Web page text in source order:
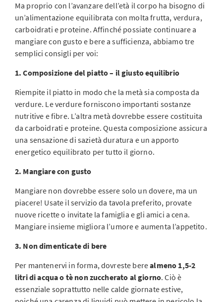
Ma proprio con l’avanzare dell’età il corpo ha bisogno di
un’alimentazione equilibrata con molta frutta, verdura,
carboidrati e proteine. Affinché possiate continuare a
mangiare con gusto e bere a sufficienza, abbiamo tre
semplici consigli per voi:
1. Composizione del piatto – il giusto equilibrio
Riempite il piatto in modo che la metà sia composta da
verdure. Le verdure forniscono importanti sostanze
nutritive e fibre. L’altra metà dovrebbe essere costituita
da carboidrati e proteine. Questa composizione assicura
una sensazione di sazietà duratura e un apporto
energetico equilibrato per tutto il giorno.
2. Mangiare con gusto
Mangiare non dovrebbe essere solo un dovere, ma un
piacere! Usate il servizio da tavola preferito, provate
nuove ricette o invitate la famiglia e gli amici a cena.
Mangiare insieme migliora l’umore e aumenta l’appetito.
3. Non dimenticate di bere
Per mantenervi in forma, dovreste berealmeno 1,5-2
litri di acqua o tè non zuccherato al giorno. Ciò è
essenziale soprattutto nelle calde giornate estive,